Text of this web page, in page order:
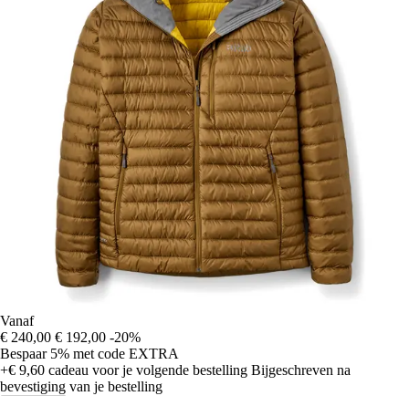
Vanaf
€ 240,00 € 192,00 -20%
Bespaar 5% met code EXTRA
+€ 9,60 cadeau voor je volgende bestelling Bijgeschreven na
bevestiging van je bestelling